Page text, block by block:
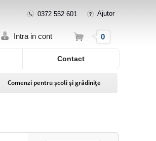
0372 552 601 Ajutor
Intra in cont Cos 0
Contact
Comenzi pentru școli și grădinițe